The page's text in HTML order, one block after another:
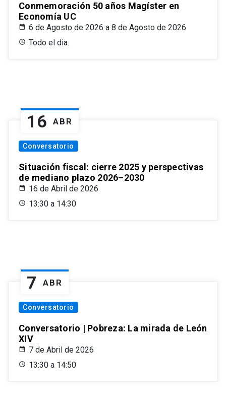
Conmemoración 50 años Magíster en
Economía UC
6 de Agosto de 2026 a 8 de Agosto de 2026
Todo el dia.
16 ABR
Conversatorio
Situación fiscal: cierre 2025 y perspectivas
de mediano plazo 2026–2030
16 de Abril de 2026
13:30 a 14:30
7 ABR
Conversatorio
Conversatorio | Pobreza: La mirada de León
XIV
7 de Abril de 2026
13:30 a 14:50